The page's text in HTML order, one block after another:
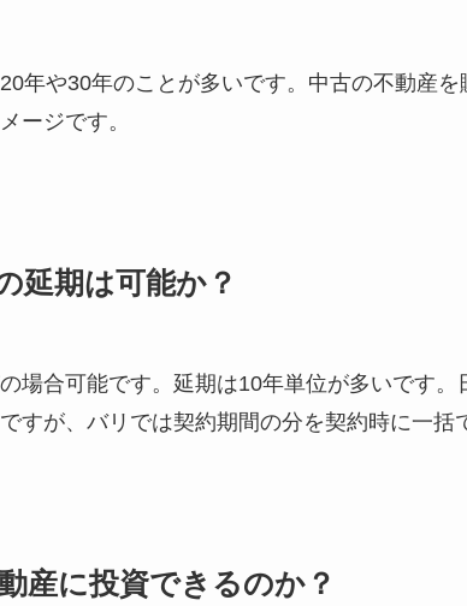
年や30年のことが多いです。中古の不動産
ージです。
延期は可能か？
場合可能です。延期は10年単位が多いです。
すが、バリでは契約期間の分を契約時に一括
産に投資できるのか？